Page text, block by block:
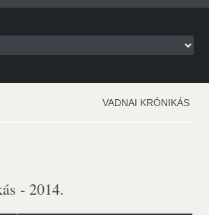
VADNAI KRÓNIKÁS
- 2014.